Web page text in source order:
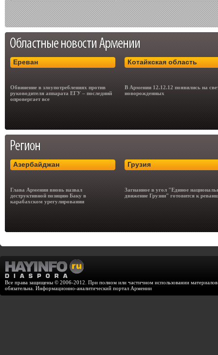
Ереван
Обвинение в злоупотреблениях против
руководителя аппарата ЕГУ – последний
опровергает все
Котайкская область
В Армении 12.12.12 появились на
новорожденных
Азербайджан
Глава Армении вновь назвал
деструктивной позицию Баку в
карабахском урегулировании
Грузия
Загнанное в угол "Единое
движение Грузии" готовится к
Все права защищены © 2006-2012. При полном или частичном использовании
обязательна. Информационно-аналитический портал Армении